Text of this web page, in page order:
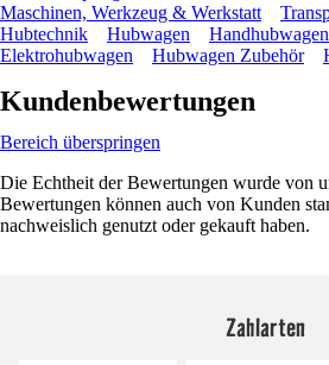
Maschinen, Werkzeug & Werkstatt
Hubtechnik
Hubwagen Handhubwagen
Elektrohubwagen
Hubwagen Zubehör
Kundenbewertungen
Bereich überspringen
Die Echtheit der Bewertungen wurde von
Bewertungen können auch von Kunden
nachweislich genutzt oder gekauft haben.
Zahlarten